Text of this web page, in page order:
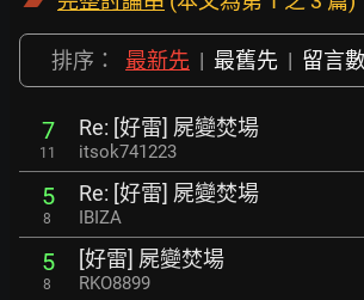
排序： 最新先 | 最舊先 | 留言
7
11
Re: [好雷] 屍變焚場
itsok741223
5
8
Re: [好雷] 屍變焚場
IBIZA
5
8
[好雷] 屍變焚場
RKO8899